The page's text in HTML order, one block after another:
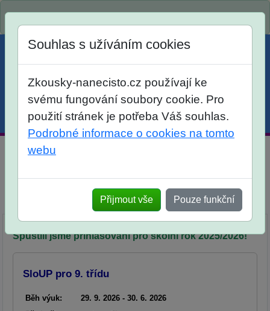
Menu Účet Košík
Souhlas s užíváním cookies
Zkousky-nanecisto.cz používají ke
svému fungování soubory cookie. Pro
použití stránek je potřeba Váš souhlas.
Podrobné informace o cookies na tomto
webu
Přijmout vše Pouze funkční
Spustili jsme přihlašování pro školní rok 2025/2026!
SloUP pro 9. třídu
Běh výuk:
29. 9. 2026 - 30. 6. 2026